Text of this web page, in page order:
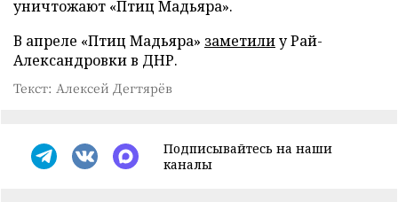
уничтожают «Птиц Мадьяра».
В апреле «Птиц Мадьяра» заметилиу Рай-
Александровки в ДНР.
Текст: Алексей Дегтярёв
Подписывайтесь на наши
каналы